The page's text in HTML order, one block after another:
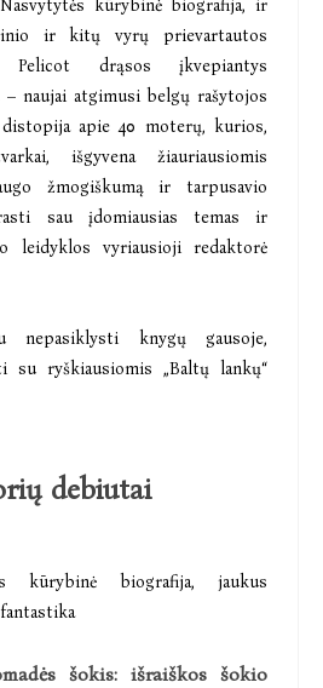
kūrybinė biografija, ir
ir kitų vyrų prievartautos
Pelicot drąsos įkvepiantys
naujai atgimusi belgų rašytojos
distopija apie 40 moterų, kurios,
išgyvena žiauriausiomis
žmogiškumą ir tarpusavio
sau įdomiausias temas ir
leidyklos vyriausioji redaktorė
nepasiklysti knygų gausoje,
su ryškiausiomis „Baltų lankų“
debiutai
kūrybinė biografija, jaukus
šokis: išraiškos šokio